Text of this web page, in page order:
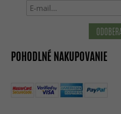
POHODLNÉ NAKUPOVANIE